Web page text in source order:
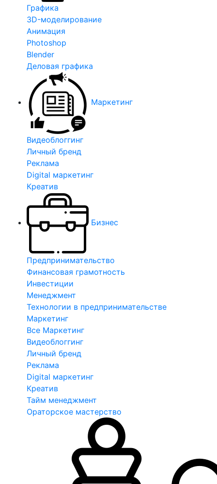
Графика
3D-моделирование
Анимация
Photoshop
Blender
Деловая графика
Маркетинг
Видеоблоггинг
Личный бренд
Реклама
Digital маркетинг
Креатив
Бизнес
Предпринимательство
Финансовая грамотность
Инвестиции
Менеджмент
Технологии в предпринимательстве
Маркетинг
Все Маркетинг
Видеоблоггинг
Личный бренд
Реклама
Digital маркетинг
Креатив
Тайм менеджмент
Ораторское мастерство